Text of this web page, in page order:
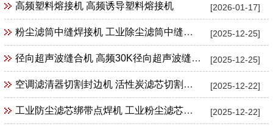
[2026-01-17]
高频塑料熔接机 高频诱导塑料熔接机
[2025-12-25]
粉尘滤筒中缝焊接机 工业除尘滤筒中缝焊接机 工业粉尘滤筒滤芯中缝焊接机
[2025-12-25]
径向超声波缝合机 高频30K径向超声波缝合机花边机封口机包边机
[2025-12-22]
空调滤清器切割封边机 活性炭滤芯切割封边机
[2025-12-22]
工业防尘滤芯绑带点焊机 工业粉尘滤芯束带绑带超声波点焊机